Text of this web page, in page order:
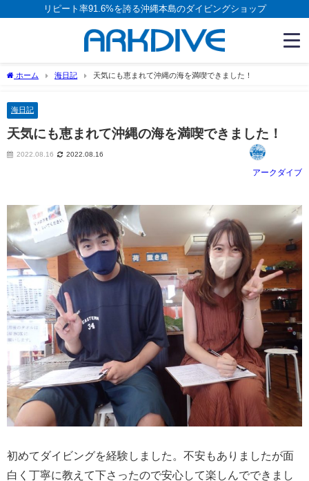
リピート率91.6%を誇る沖縄本島のダイビングショップ
ホーム 海日記 天気にも恵まれて沖縄の海を満喫できました！
海日記
天気にも恵まれて沖縄の海を満喫できました！
2022.08.16 2022.08.16
アークダイブ
初めてダイビングを経験しました。不安もありましたが面
白く丁寧に教えて下さったので安心して楽しんでできまし